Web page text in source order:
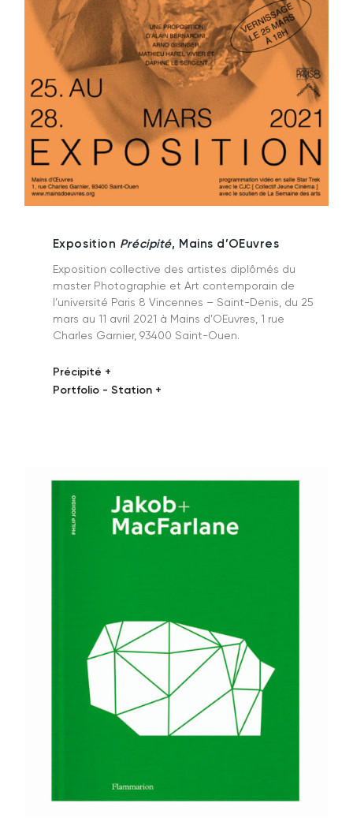
Exposition Précipité, Mains d’OEuvres
Exposition collective des artistes diplômés du
master Photographie et Art contemporain de
l’université Paris 8 Vincennes – Saint-Denis, du 25
mars au 11 avril 2021 à Mains d'OEuvres, 1 rue
Charles Garnier, 93400 Saint-Ouen.
Précipité +
Portfolio - Station +